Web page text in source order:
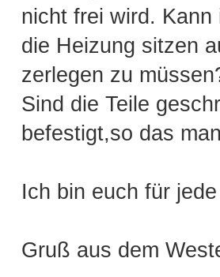
nicht frei wird.
die Heizung sitzen
zerlegen zu
Sind die Teile
befestigt,so das
Ich bin euch für
Gruß aus dem